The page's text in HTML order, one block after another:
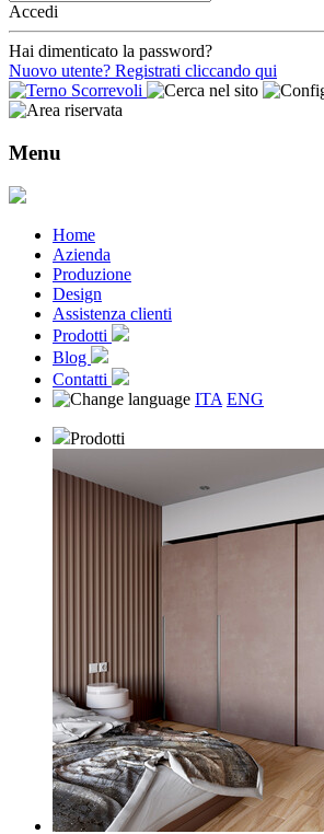
Accedi
Hai dimenticato la password?
Nuovo utente? Registrati cliccando qui
Menu
Home
Azienda
Produzione
Design
Assistenza clienti
Prodotti
Blog
Contatti
ITA ENG
Prodotti